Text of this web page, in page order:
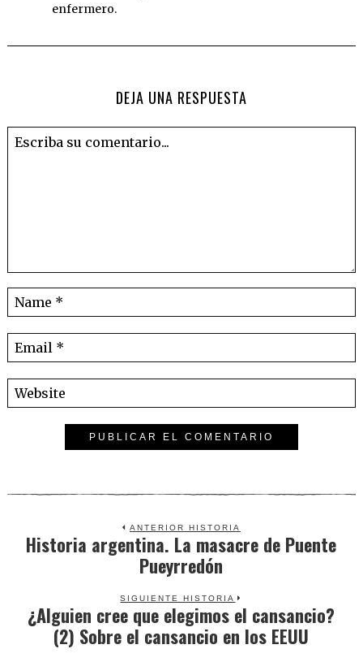
enfermero.
DEJA UNA RESPUESTA
ANTERIOR HISTORIA
Previous
post:
Historia argentina. La masacre de Puente
Pueyrredón
SIGUIENTE HISTORIA
Next
post:
¿Alguien cree que elegimos el cansancio?
(2) Sobre el cansancio en los EEUU